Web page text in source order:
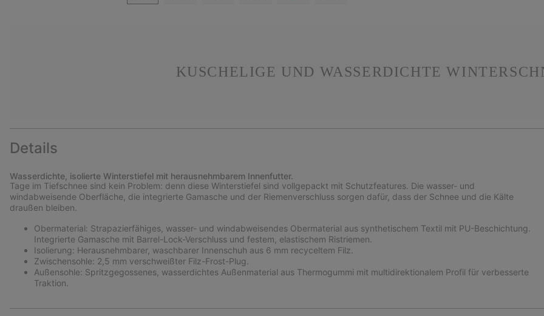
KUSCHELIGE UND WASSERDICHTE
Details
Wasserdichte, isolierte Winterstiefel mit herausnehmbarem Innenfutter.
Tage im Tiefschnee sind kein Problem: denn diese Winterstiefel sind vollgepackt mit Schutzfeatures. Die wasser- und
windabweisende Oberfläche, die integrierte Gamasche und der Riemenverschluss sorgen dafür, dass der Schnee und die Kälte
draußen bleiben.
Obermaterial: Strapazierfähiges, wasser- und windabweisendes Obermaterial aus synthetischem Textil mit PU-Beschichtung.
Integrierte Gamasche mit Barrel-Lock-Verschluss und festem, elastischem Ristriemen.
Isolierung: Herausnehmbarer, waschbarer Innenschuh aus 6 mm recyceltem Filz.
Zwischensohle: 2,5 mm verschweißter Filz-Frost-Plug.
Außensohle: Spritzgegossenes, wasserdichtes Außenmaterial aus Thermogummi mit multidirektionalem Profil für verbesserte
Traktion.